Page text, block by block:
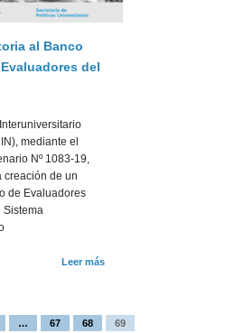
al Banco
del
mediante el
Nº 1083-19,
creación de un
de Evaluadores
Sistema
Leer más
… 67 68 69